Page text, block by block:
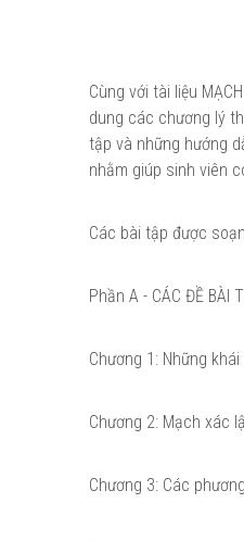
Cùng với tài liệu
dung các chương lý
tập và những hướng
nhằm giúp sinh viên
Các bài tập được
Phần A - CÁC ĐỀ BÀI
Chương 1: Những
Chương 2: Mạch xác
Chương 3: Các